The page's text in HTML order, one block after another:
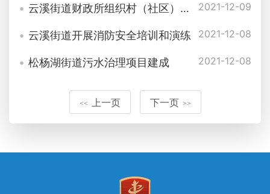
云溪街道财政所组织村（社区）财务人员开展业务知识培训 2021-12-09
云溪街道开展消防安全培训和演练 2021-12-08
松杨湖街道污水治理项目建成 2021-12-08
<< 上一页 下一页 >>